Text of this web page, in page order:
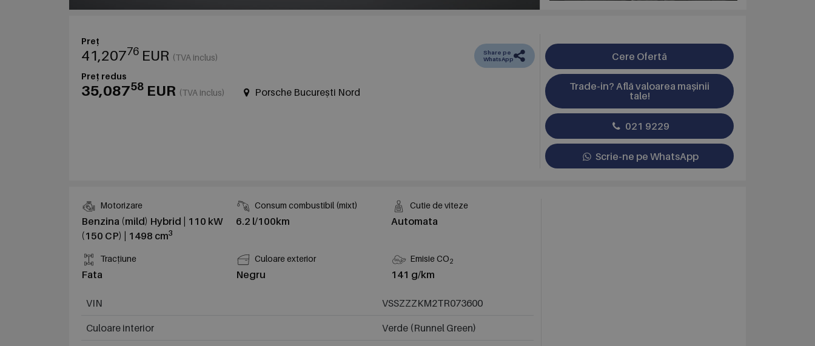
Preț
41,20776 EUR (TVA inclus)
Preț redus
35,08758 EUR (TVA inclus) Porsche București Nord
Share pe
WhatsApp
Cere Ofertă
Trade-in? Află valoarea mașinii
tale!
021 9229
Scrie-ne pe WhatsApp
Motorizare
Benzina (mild) Hybrid | 110 kW
(150 CP) | 1498 cm3
Consum combustibil (mixt)
6.2 l/100km
Cutie de viteze
Automata
Tracțiune
Fata
Culoare exterior
Negru
Emisie CO2
141 g/km
VIN VSSZZZKM2TR073600
Culoare interior Verde (Runnel Green)